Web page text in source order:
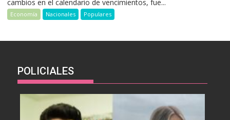
cambios en el calendario de vencimientos, fue...
Economía Nacionales Populares
POLICIALES